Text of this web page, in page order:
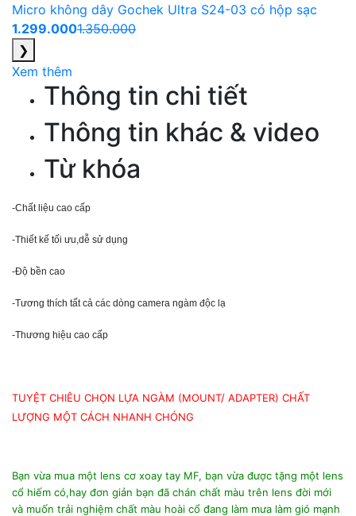
Micro không dây Gochek Ultra S24-03 có hộp sạc
1.299.0001.350.000
❯
Xem thêm
Thông tin chi tiết
Thông tin khác & video
Từ khóa
-Chất liệu cao cấp
-Thiết kế tối ưu,dễ sử dụng
-Độ bền cao
-Tương thích tất cả các dòng camera ngàm độc lạ
-Thương hiệu cao cấp
TUYỆT CHIÊU CHỌN LỰA NGÀM (MOUNT/ ADAPTER) CHẤT
LƯỢNG MỘT CÁCH NHANH CHÓNG
Bạn vừa mua một lens cơ xoay tay MF, bạn vừa được tặng một lens
cổ hiếm có,hay đơn giản bạn đã chán chất màu trên lens đời mới
và muốn trải nghiệm chất màu hoài cổ đang làm mưa làm gió mạnh